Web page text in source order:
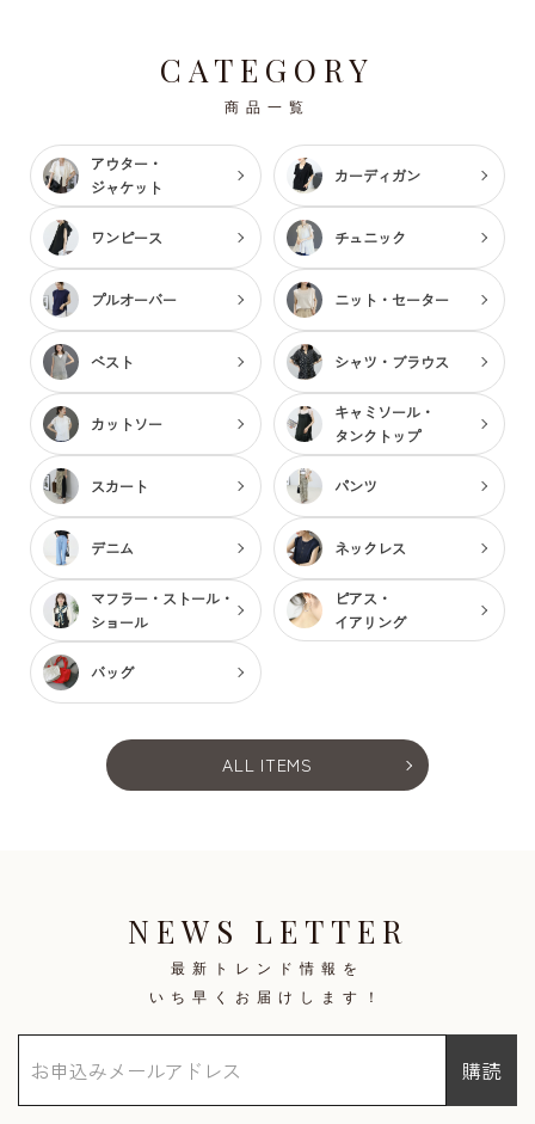
CATEGORY
商品一覧
アウター・
ジャケット
カーディガン
ワンピース チュニック
プルオーバー ニット・セーター
ベスト シャツ・ブラウス
カットソー
キャミソール・
タンクトップ
スカート パンツ
デニム ネックレス
マフラー・ストール・
ショール
ピアス・
イアリング
バッグ
ALL ITEMS
NEWS LETTER
最新トレンド情報を
いち早くお届けします！